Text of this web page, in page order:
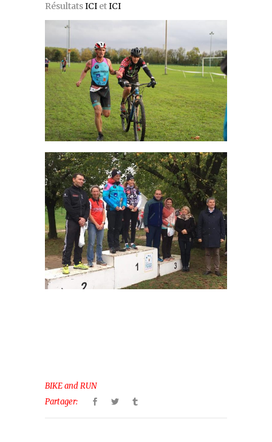
RésultatsICI etICI
BIKE and RUN
Partager: